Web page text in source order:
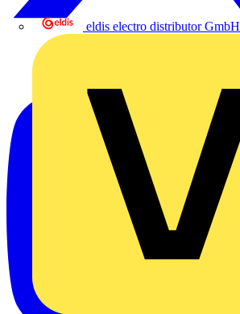
eldis electro distributor GmbH